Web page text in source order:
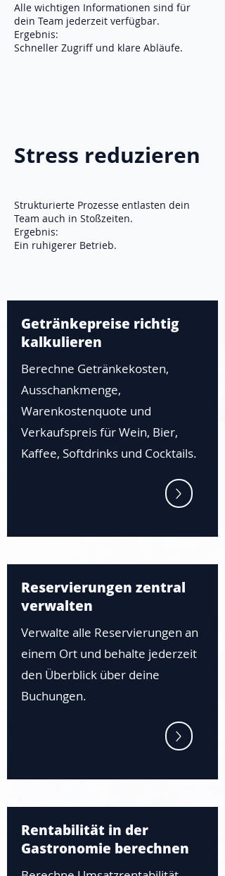
Alle wichtigen Informationen sind für
dein Team jederzeit verfügbar.
Ergebnis:
Schneller Zugriff und klare Abläufe.
Stress reduzieren
Strukturierte Prozesse entlasten dein
Team auch in Stoßzeiten.
Ergebnis:
Ein ruhigerer Betrieb.
Getränkepreise richtig
kalkulieren
Berechne Getränkekosten,
Ausschankmenge,
Warenkostenquote und
Verkaufspreis für Wein, Bier,
Kaffee, Softdrinks und Cocktails.
Reservierungen zentral
verwalten
Verwalte alle Reservierungen an
einem Ort und behalte jederzeit
den Überblick über deine
Buchungen.
Rentabilität in der
Gastronomie berechnen